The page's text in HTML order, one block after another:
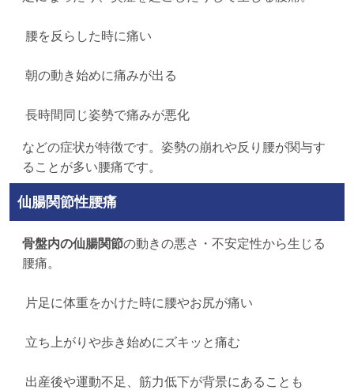
腰を反らした時に痛い
朝の動き始めに痛みが出る
長時間同じ姿勢で痛みが悪化
などの症状が特徴です。姿勢の崩れや反り腰が関与す
ることが多い腰痛です。
仙腸関節性腰痛
骨盤内の仙腸関節の動きの悪さ・不安定性から生じる
腰痛。
片足に体重をかけた時に腰やお尻が痛い
立ち上がりや歩き始めにズキッと痛む
出産後や運動不足、筋力低下が背景にあることも